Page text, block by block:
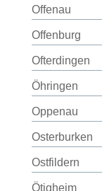
Offenau
Offenburg
Ofterdingen
Öhringen
Oppenau
Osterburken
Ostfildern
Ötigheim